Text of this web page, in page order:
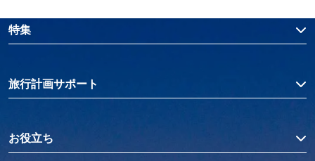
特集
旅行計画サポート
お役立ち